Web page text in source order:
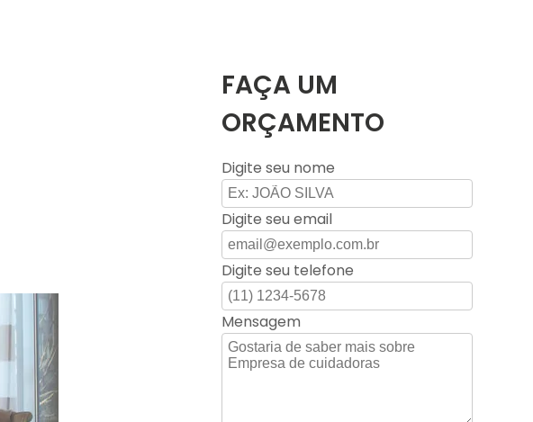
FAÇA UM
ORÇAMENTO
Digite seu nome
Digite seu email
Digite seu telefone
Mensagem